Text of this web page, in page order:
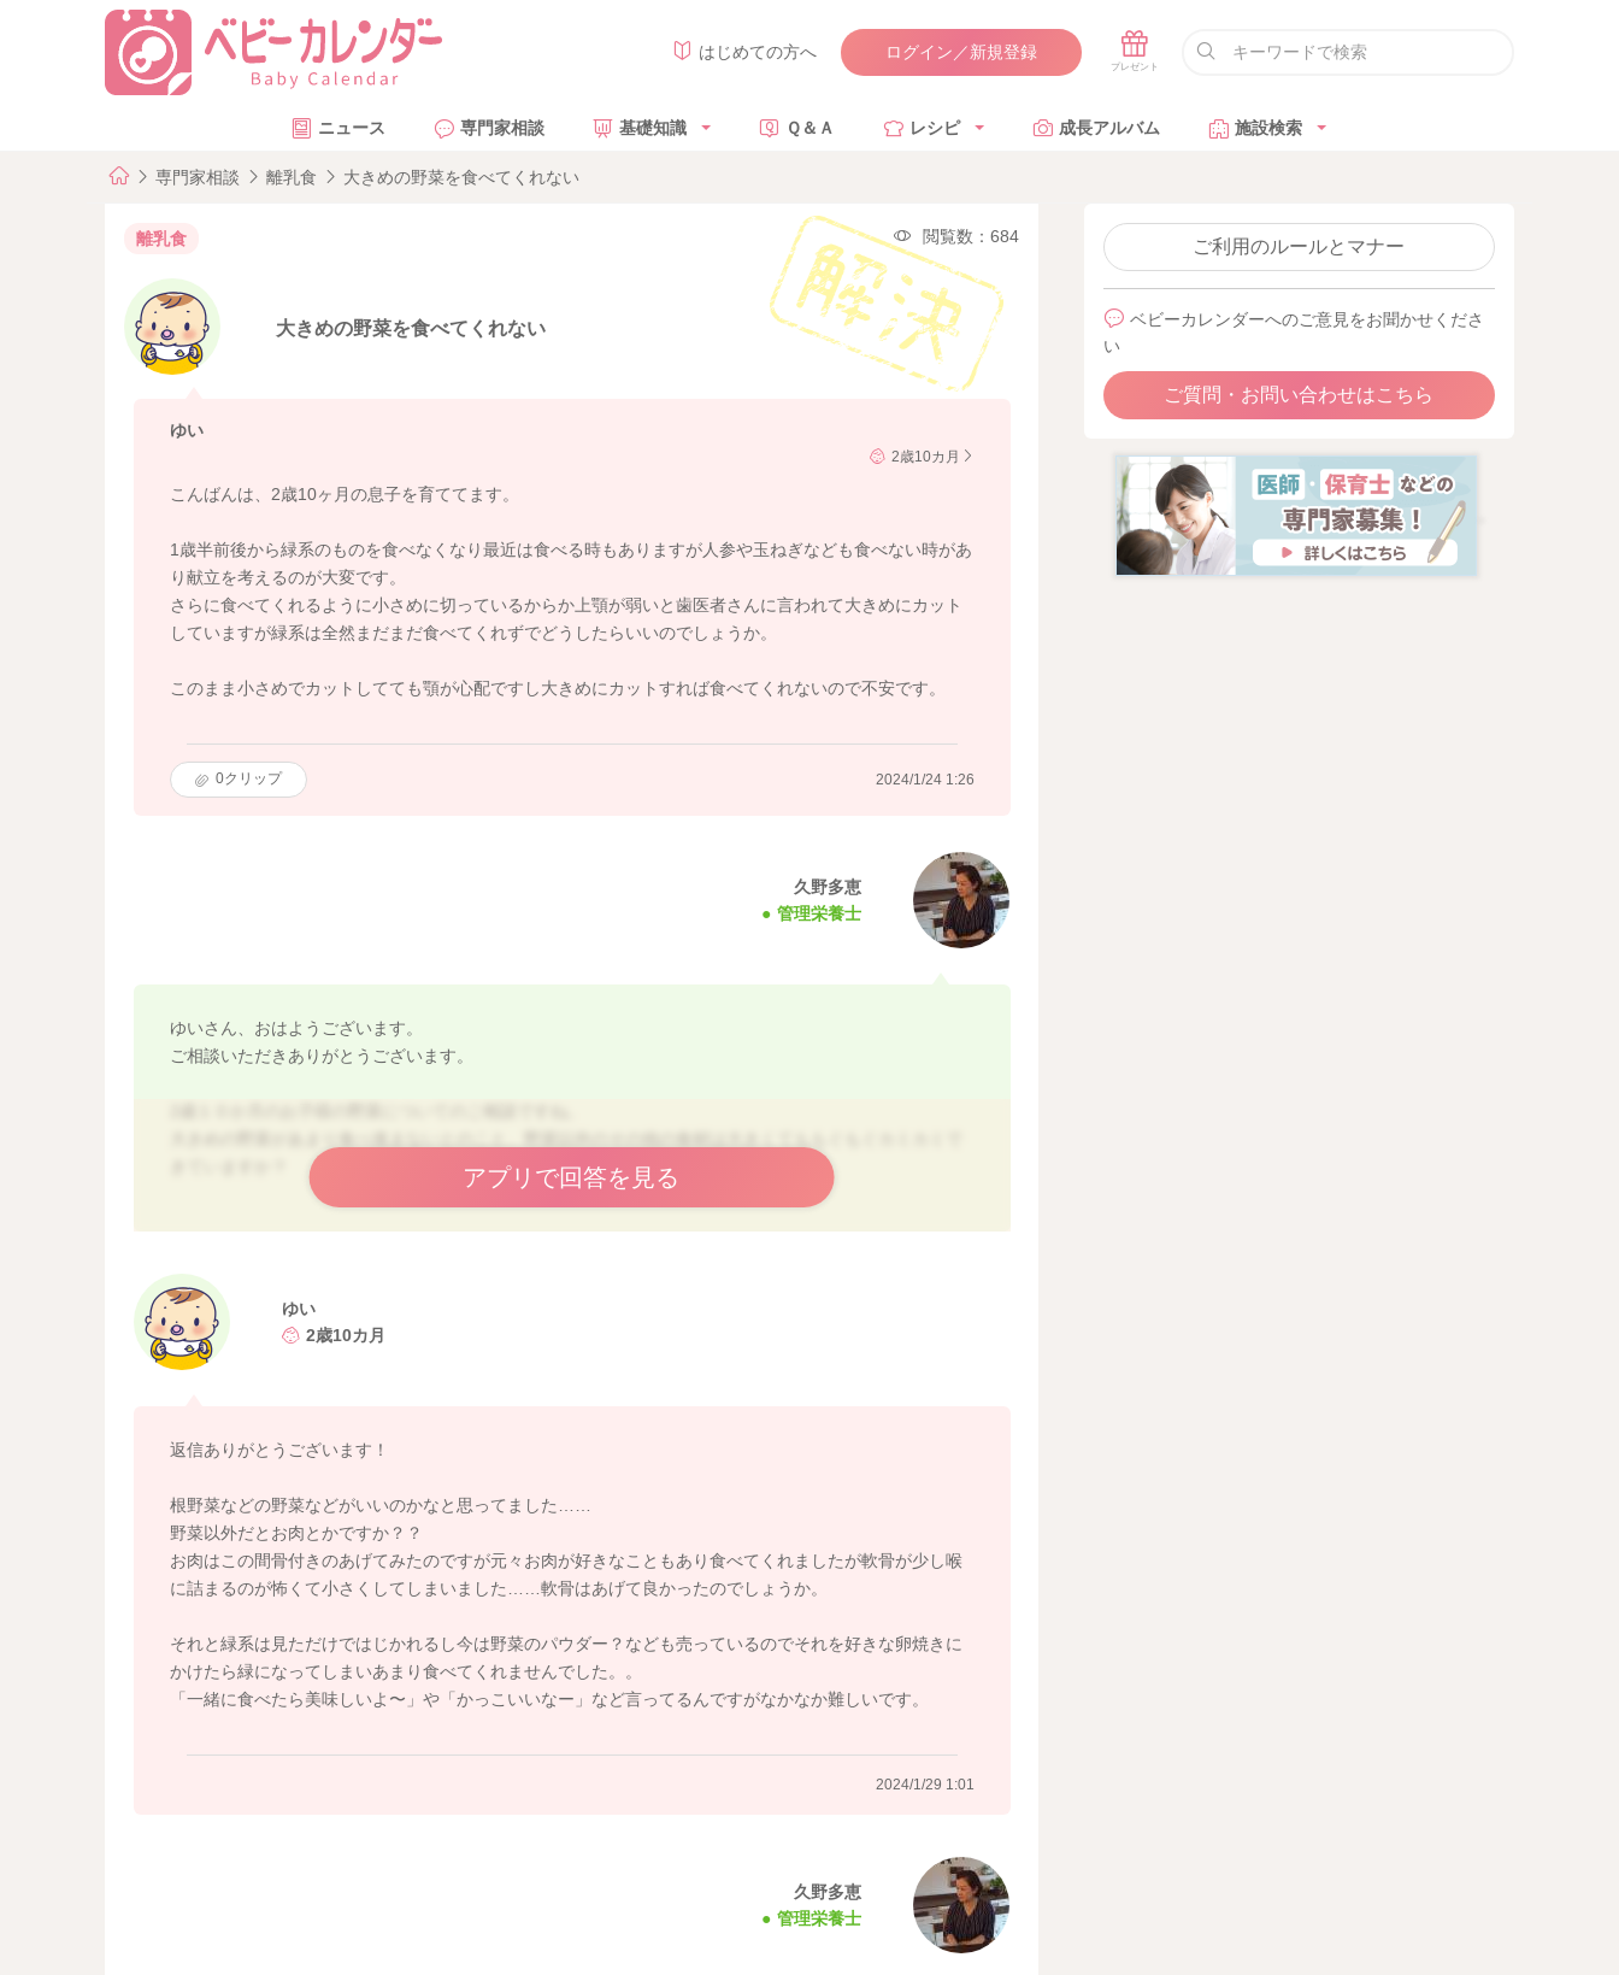
はじめての方へ ログイン／新規登録
ニュース 専門家相談 基礎知識 Ｑ＆Ａ レシピ 成長アルバム 施設検索
専門家相談 離乳食 大きめの野菜を食べてくれない
離乳食 閲覧数：684
大きめの野菜を食べてくれない
ゆい
2歳10カ月
こんばんは、2歳10ヶ月の息子を育ててます。
1歳半前後から緑系のものを食べなくなり最近は食べる時もありますが人参や玉ねぎなども食べない時があ
り献立を考えるのが大変です。
さらに食べてくれるように小さめに切っているからか上顎が弱いと歯医者さんに言われて大きめにカット
していますが緑系は全然まだまだ食べてくれずでどうしたらいいのでしょうか。
このまま小さめでカットしてても顎が心配ですし大きめにカットすれば食べてくれないので不安です。
0クリップ 2024/1/24 1:26
久野多恵
管理栄養士
ゆいさん、おはようございます。
ご相談いただきありがとうございます。
野菜は小さめにしつつも、わからないくらいの変化で少しずつ大きくしたり、緑系のものはカレーや味噌
汁等に入れ込んでみてはいかがでしょうか？
まだすべてのものを好き嫌いなく食べられなくても仕方ないので、少しずつの経験と前向きな励ましによ
込んだり、ポタージュスープに一緒に入れてしまっても良いです。
食べないからとあきらめてしまうとなかなか克服する機会も逃してしまうので、長期戦と捉えて、手を変
え品を変えで焦らず進めていけると良いですね。
よろしくお願いいたします。
アプリで回答を見る
ゆい
2歳10カ月
返信ありがとうございます！
根野菜などの野菜などがいいのかなと思ってました……
野菜以外だとお肉とかですか？？
お肉はこの間骨付きのあげてみたのですが元々お肉が好きなこともあり食べてくれましたが軟骨が少し喉
に詰まるのが怖くて小さくしてしまいました……軟骨はあげて良かったのでしょうか。
それと緑系は見ただけではじかれるし今は野菜のパウダー？なども売っているのでそれを好きな卵焼きに
かけたら緑になってしまいあまり食べてくれませんでした。。
「一緒に食べたら美味しいよ〜」や「かっこいいなー」など言ってるんですがなかなか難しいです。
2024/1/29 1:01
久野多恵
管理栄養士
ご利用のルールとマナー
ベビーカレンダーへのご意見をお聞かせくださ
い
ご質問・お問い合わせはこちら